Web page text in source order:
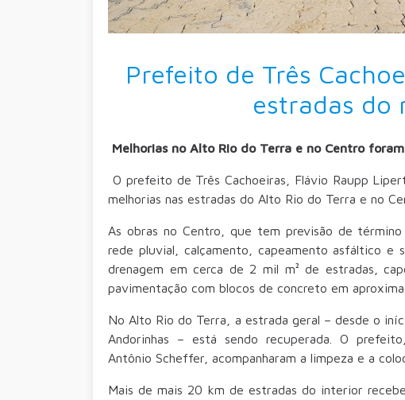
Prefeito de Três
estradas do
Melhorias no Alto Rio do Terra e no Centro
O prefeito de Três Cachoeiras, Flávio Raupp
melhorias nas estradas do Alto Rio do Terra e no
As obras no Centro, que tem previsão de
rede pluvial, calçamento, capeamento asfáltico e
drenagem em cerca de 2 mil m² de estradas,
pavimentação com blocos de concreto em
No Alto Rio do Terra, a estrada geral – desde o
Andorinhas – está sendo recuperada. O
Antônio Scheffer, acompanharam a limpeza e a
Mais de mais 20 km de estradas do interior